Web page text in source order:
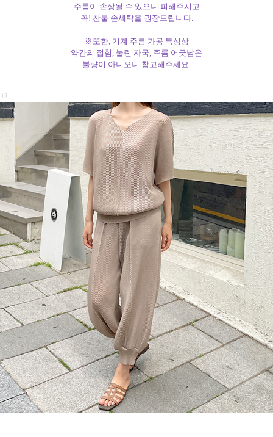
주름이 손상될 수 있으니 피해주시고
꼭! 찬물 손세탁을 권장드립니다.
※또한, 기계 주름 가공 특성상
약간의 접힘, 눌린 자국, 주름 어긋남은
불량이 아니오니 참고해주세요.